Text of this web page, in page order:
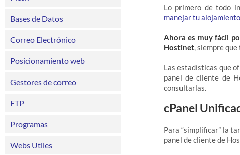
Bases de Datos
Correo Electrónico
Posicionamiento web
Gestores de correo
FTP
Programas
Webs Utiles
Lo primero de todo
manejar tu
Ahora es muy fácil
Hostinet, siempre
Las estadísticas que
panel de cliente de
consultarlas.
cPanel
Para “simplificar” la
panel de cliente de